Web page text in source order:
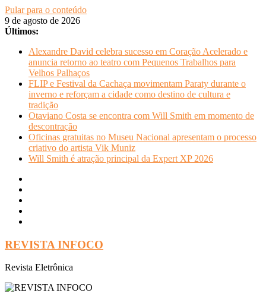
Pular para o conteúdo
9 de agosto de 2026
Últimos:
Alexandre David celebra sucesso em Coração Acelerado e
anuncia retorno ao teatro com Pequenos Trabalhos para
Velhos Palhaços
FLIP e Festival da Cachaça movimentam Paraty durante o
inverno e reforçam a cidade como destino de cultura e
tradição
Otaviano Costa se encontra com Will Smith em momento de
descontração
Oficinas gratuitas no Museu Nacional apresentam o processo
criativo do artista Vik Muniz
Will Smith é atração principal da Expert XP 2026
REVISTA INFOCO
Revista Eletrônica